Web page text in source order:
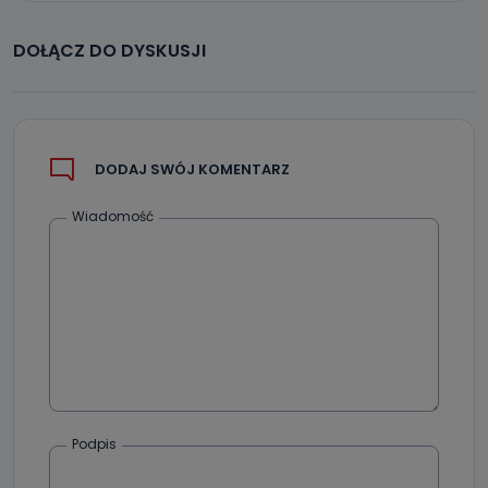
danych osobowych?
DOŁĄCZ DO DYSKUSJI
DODAJ SWÓJ KOMENTARZ
Wiadomość
Podpis